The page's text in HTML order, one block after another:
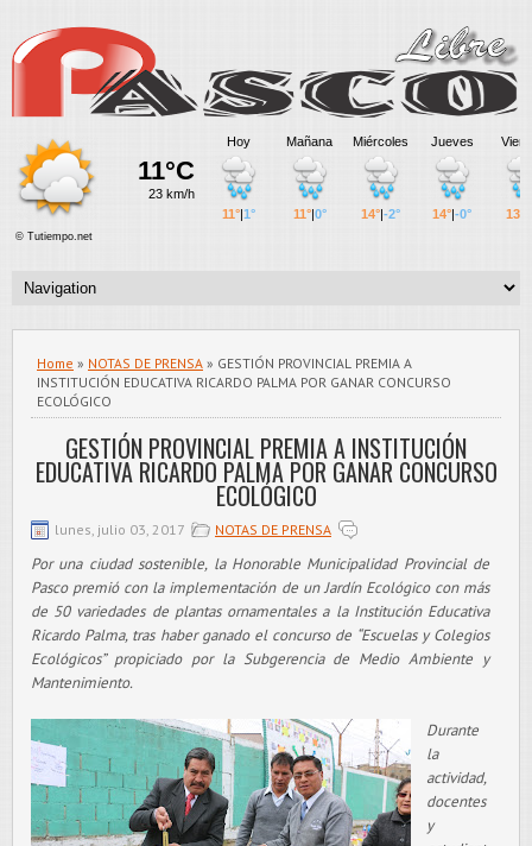
Home » NOTAS DE PRENSA » GESTIÓN PROVINCIAL PREMIA A
INSTITUCIÓN EDUCATIVA RICARDO PALMA POR GANAR CONCURSO
ECOLÓGICO
GESTIÓN PROVINCIAL PREMIA A INSTITUCIÓN
EDUCATIVA RICARDO PALMA POR GANAR CONCURSO
ECOLÓGICO
lunes, julio 03, 2017 NOTAS DE PRENSA
Por una ciudad sostenible, la Honorable Municipalidad Provincial de
Pasco premió con la implementación de un Jardín Ecológico con más
de 50 variedades de plantas ornamentales a la Institución Educativa
Ricardo Palma, tras haber ganado el concurso de “Escuelas y Colegios
Ecológicos” propiciado por la Subgerencia de Medio Ambiente y
Mantenimiento.
Durante
la
actividad,
docentes
y